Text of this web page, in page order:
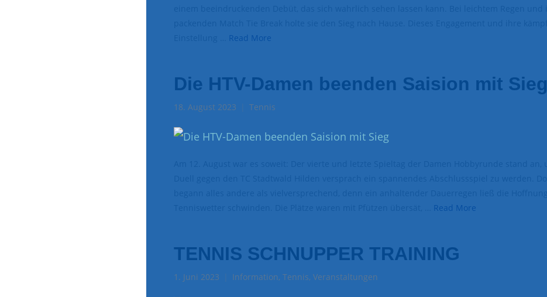
Read More
Die HTV-Damen beenden Saision mit Sieg
18. August 2023 Tennis
Read More
TENNIS SCHNUPPER TRAINING
1. Juni 2023 Information, Tennis, Veranstaltungen